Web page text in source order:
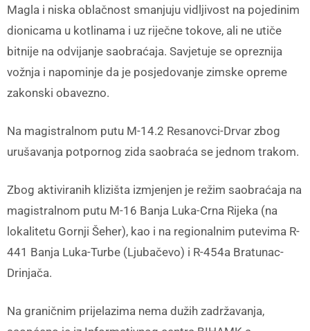
Magla i niska oblačnost smanjuju vidljivost na pojedinim
dionicama u kotlinama i uz riječne tokove, ali ne utiče
bitnije na odvijanje saobraćaja. Savjetuje se opreznija
vožnja i napominje da je posjedovanje zimske opreme
zakonski obavezno.
Na magistralnom putu M-14.2 Resanovci-Drvar zbog
urušavanja potpornog zida saobraća se jednom trakom.
Zbog aktiviranih klizišta izmjenjen je režim saobraćaja na
magistralnom putu M-16 Banja Luka-Crna Rijeka (na
lokalitetu Gornji Šeher), kao i na regionalnim putevima R-
441 Banja Luka-Turbe (Ljubačevo) i R-454a Bratunac-
Drinjača.
Na graničnim prijelazima nema dužih zadržavanja,